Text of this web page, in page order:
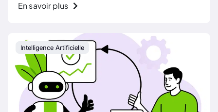
En savoir plus
Intelligence Artificielle